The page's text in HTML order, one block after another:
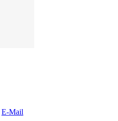
E-Mail